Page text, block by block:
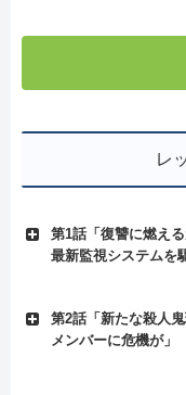
レ
第1話「復讐に燃え
最新監視システムを
第2話「新たな殺人
メンバーに危機が」